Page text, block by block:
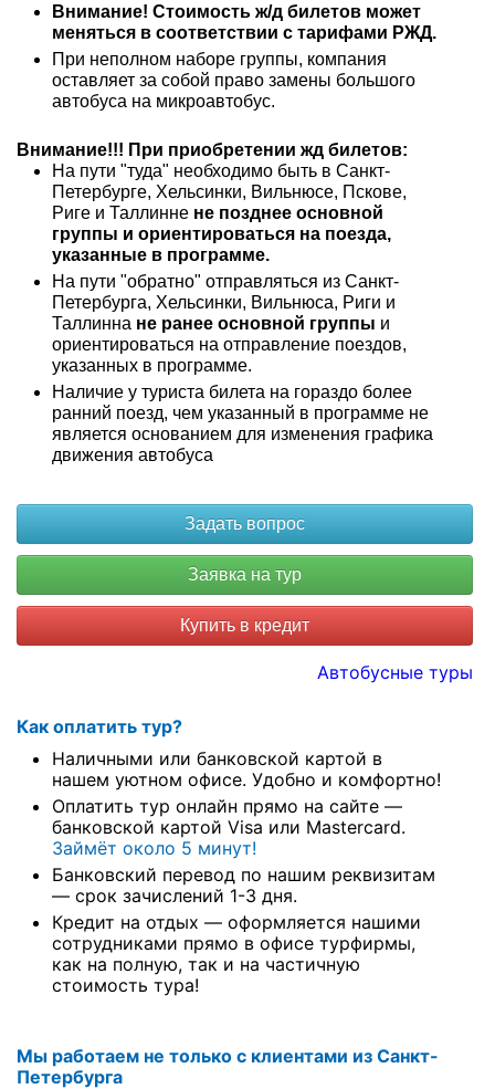
Внимание! Стоимость ж/д билетов может
меняться в соответствии с тарифами РЖД.
При неполном наборе группы, компания
оставляет за собой право замены большого
автобуса на микроавтобус.
Внимание!!! При приобретении жд билетов:
На пути "туда" необходимо быть в Санкт-
Петербурге, Хельсинки, Вильнюсе, Пскове,
Риге и Таллинне не позднее основной
группы и ориентироваться на поезда,
указанные в программе.
На пути "обратно" отправляться из Санкт-
Петербурга, Хельсинки, Вильнюса, Риги и
Таллинна не ранее основной группы и
ориентироваться на отправление поездов,
указанных в программе.
Наличие у туриста билета на гораздо более
ранний поезд, чем указанный в программе не
является основанием для изменения графика
движения автобуса
Купить в кредит
Автобусные туры
Как оплатить тур?
Наличными или банковской картой в
нашем уютном офисе. Удобно и комфортно!
Оплатить тур онлайн прямо на сайте —
банковской картой Visa или Mastercard.
Займёт около 5 минут!
Банковский перевод по нашим реквизитам
— срок зачислений 1-3 дня.
Кредит на отдых — оформляется нашими
сотрудниками прямо в офисе турфирмы,
как на полную, так и на частичную
стоимость тура!
Мы работаем не только с клиентами из Санкт-
Петербурга